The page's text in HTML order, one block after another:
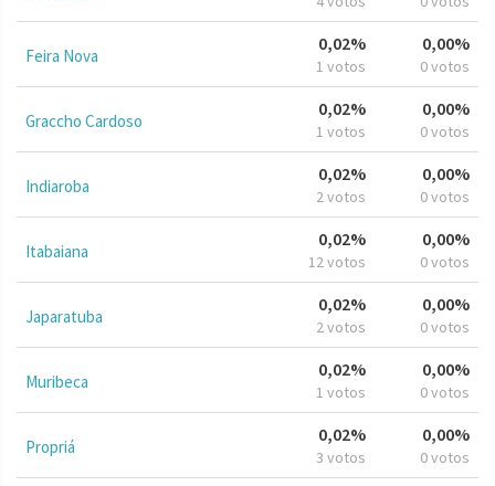
Feira Nova
0,02%
1 votos
0,00%
0 votos
Graccho Cardoso
0,02%
1 votos
0,00%
0 votos
Indiaroba
0,02%
2 votos
0,00%
0 votos
Itabaiana
0,02%
12 votos
0,00%
0 votos
Japaratuba
0,02%
2 votos
0,00%
0 votos
Muribeca
0,02%
1 votos
0,00%
0 votos
Propriá
0,02%
3 votos
0,00%
0 votos